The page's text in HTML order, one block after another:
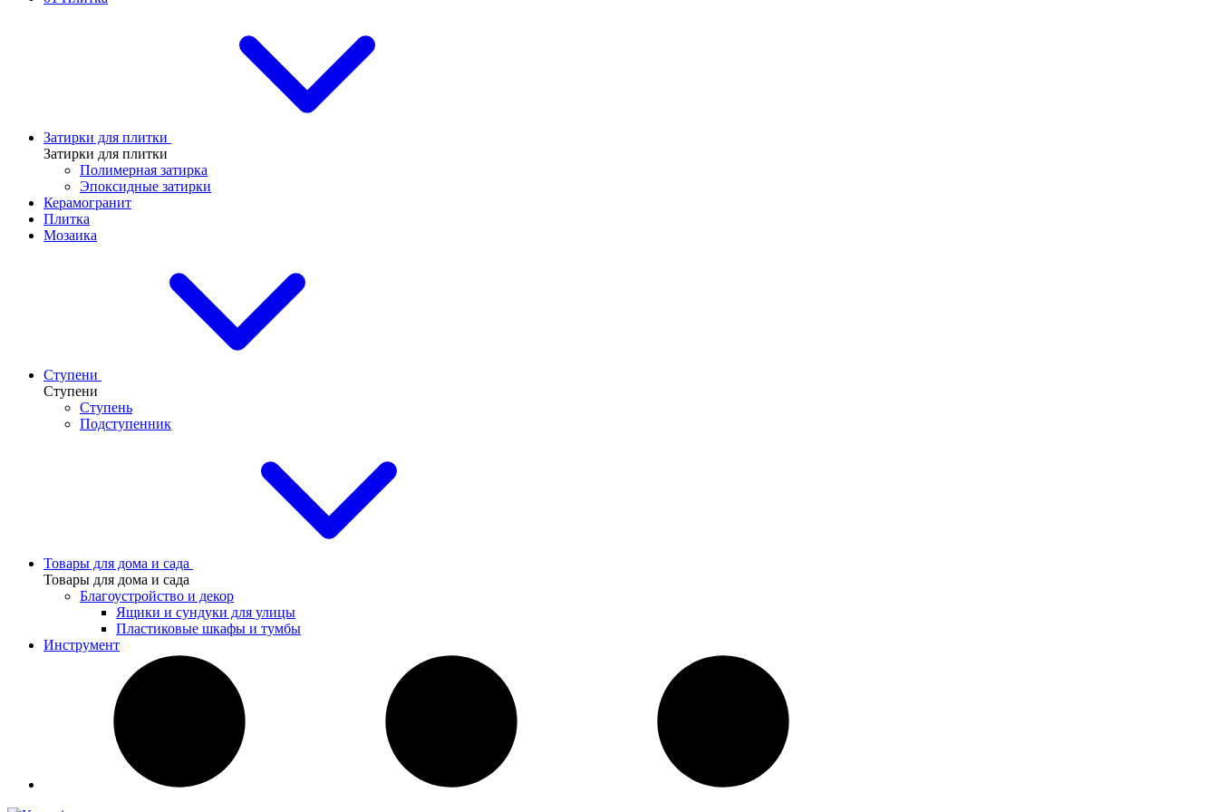
Затирки для плитки
Затирки для плитки
Полимерная затирка
Эпоксидные затирки
Керамогранит
Плитка
Мозаика
Ступени
Ступени
Ступень
Подступенник
Товары для дома и сада
Товары для дома и сада
Благоустройство и декор
Ящики и сундуки для улицы
Пластиковые шкафы и тумбы
Инструмент